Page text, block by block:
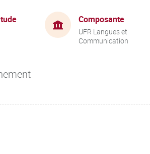
Composante
UFR Langues et
Communication